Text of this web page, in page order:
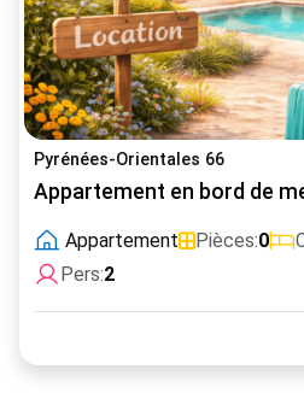
Pyrénées-Orientales 66
Appartement en bord de
Appartement Pièces:0
Pers:2